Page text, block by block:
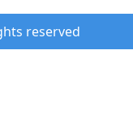
reserved